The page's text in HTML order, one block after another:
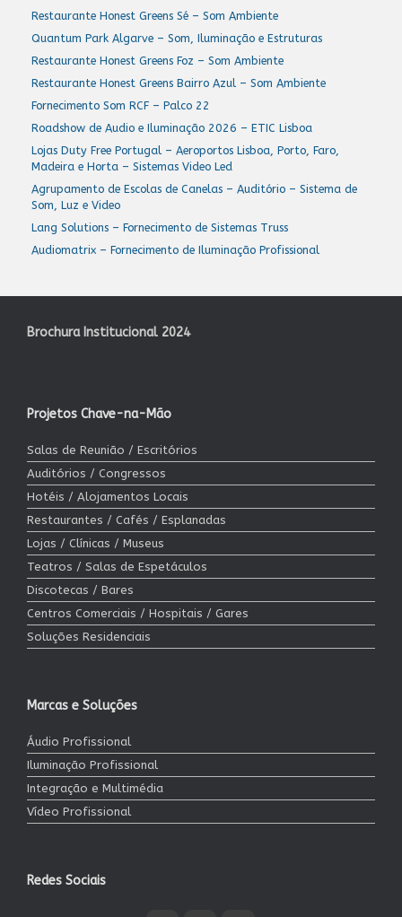
Restaurante Honest Greens Sé – Som Ambiente
Quantum Park Algarve – Som, Iluminação e Estruturas
Restaurante Honest Greens Foz – Som Ambiente
Restaurante Honest Greens Bairro Azul – Som Ambiente
Fornecimento Som RCF – Palco 22
Roadshow de Audio e Iluminação 2026 – ETIC Lisboa
Lojas Duty Free Portugal – Aeroportos Lisboa, Porto, Faro,
Madeira e Horta – Sistemas Video Led
Agrupamento de Escolas de Canelas – Auditório – Sistema de
Som, Luz e Video
Lang Solutions – Fornecimento de Sistemas Truss
Audiomatrix – Fornecimento de Iluminação Profissional
Brochura Institucional 2024
Projetos Chave-na-Mão
Salas de Reunião / Escritórios
Auditórios / Congressos
Hotéis / Alojamentos Locais
Restaurantes / Cafés / Esplanadas
Lojas / Clínicas / Museus
Teatros / Salas de Espetáculos
Discotecas / Bares
Centros Comerciais / Hospitais / Gares
Soluções Residenciais
Marcas e Soluções
Áudio Profissional
Iluminação Profissional
Integração e Multimédia
Vídeo Profissional
Redes Sociais